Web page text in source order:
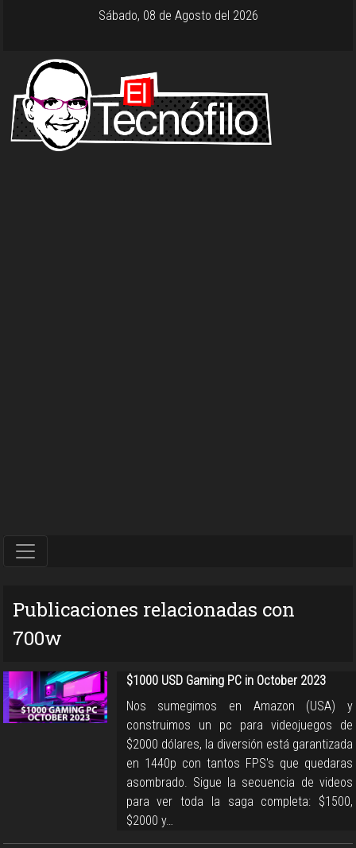
Sábado, 08 de Agosto del 2026
Publicaciones relacionadas con
700w
$1000 USD Gaming PC in October 2023
Nos sumegimos en Amazon (USA) y
construimos un pc para videojuegos de
$2000 dólares, la diversión está garantizada
en 1440p con tantos FPS's que quedaras
asombrado. Sigue la secuencia de videos
para ver toda la saga completa: $1500,
$2000 y…